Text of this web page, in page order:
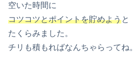
空いた時間に
コツコツとポイントを貯めようと
たくらみました。
チリも積もればなんちゃらってね。